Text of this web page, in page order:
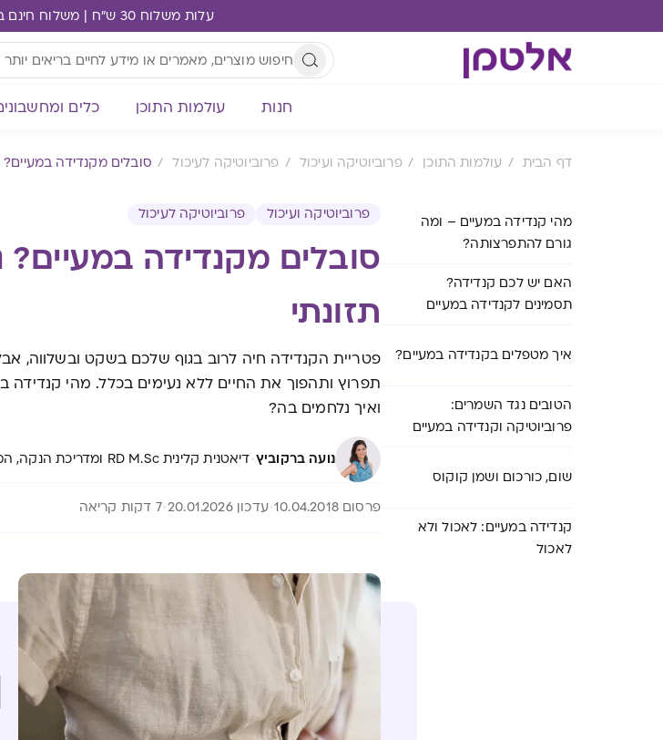
עלות משלוח 30 ש"ח | משלוח חינם ברכישה מעל 249 ₪
חנות עולמות התוכן כלים
דף הבית עולמות התוכן פרוביוטיקה ועיכול פרוביוטיקה לעיכול סובלים מקנדידה במעיים?
מהי קנדידה במעיים – ומה
גורם להתפרצותה?
האם יש לכם קנדידה?
תסמינים לקנדידה במעיים
איך מטפלים בקנדידה במעיים?
הטובים נגד השמרים:
פרוביוטיקה וקנדידה במעיים
שום, כורכום ושמן קוקוס
קנדידה במעיים: לאכול ולא
לאכול
פרוביוטיקה ועיכול פרוביוטיקה לעיכול
סובלים מקנדידה במעיים?
תזונתי
פטריית הקנדידה חיה לרוב בגוף שלכם בשקט ובשלווה,
תפרוץ ותהפוך את החיים ללא נעימים בכלל. מהי
ואיך נלחמים בה?
נועה ברקוביץ·דיאטנית קלינית RD M.Sc ומדריכת הנקה, המחלקה המדעית, אלטמן
פרסום 10.04.2018 עדכון 20.01.2026 7 דקות קריאה